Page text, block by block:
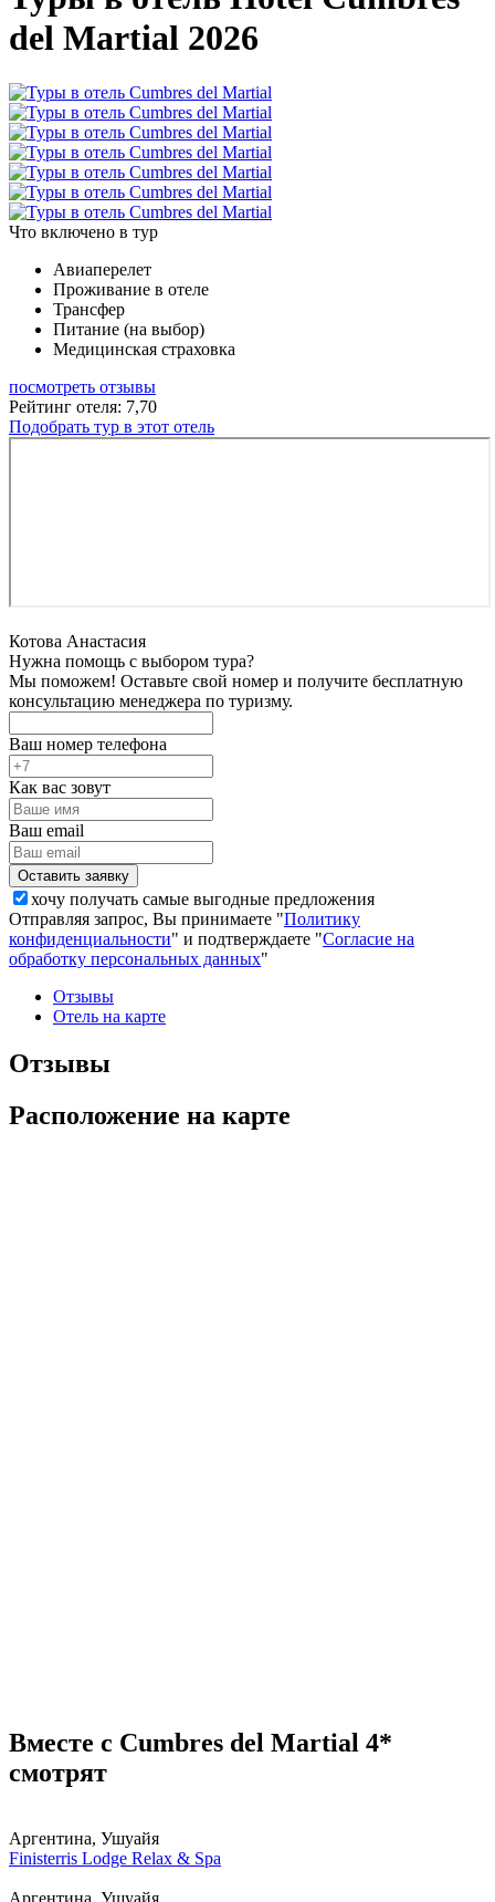
del Martial 2026
Что включено в тур
Авиаперелет
Проживание в отеле
Трансфер
Питание (на выбор)
Медицинская страховка
посмотреть отзывы
Рейтинг отеля: 7,70
Подобрать тур в этот отель
Котова Анастасия
Нужна помощь с выбором тура?
Мы поможем! Оставьте свой номер и получите бесплатную
консультацию менеджера по туризму.
Ваш номер телефона
Как вас зовут
Ваш email
хочу получать самые выгодные предложения
Отправляя запрос, Вы принимаете "Политику
конфиденциальности" и подтверждаете "Согласие на
обработку персональных данных"
Отзывы
Отель на карте
Отзывы
Расположение на карте
Вместе с Cumbres del Martial 4*
смотрят
Аргентина, Ушуайя
Finisterris Lodge Relax & Spa